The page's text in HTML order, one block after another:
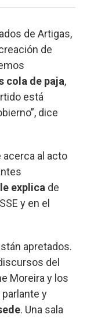
de Artigas,
de
cola de paja,
está
dice
acerca al acto
explica de
y en el
apretados.
del
Moreira y los
y
. Una sala